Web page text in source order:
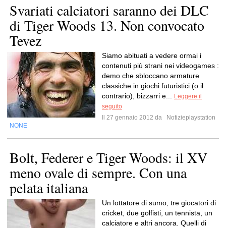
Svariati calciatori saranno dei DLC
di Tiger Woods 13. Non convocato
Tevez
Siamo abituati a vedere ormai i
contenuti più strani nei videogames :
demo che sbloccano armature
classiche in giochi futuristici (o il
contrario), bizzarri e...
Leggere il
seguito
Il 27 gennaio 2012 da
Notizieplaystation
NONE
Bolt, Federer e Tiger Woods: il XV
meno ovale di sempre. Con una
pelata italiana
Un lottatore di sumo, tre giocatori di
cricket, due golfisti, un tennista, un
calciatore e altri ancora. Quelli di